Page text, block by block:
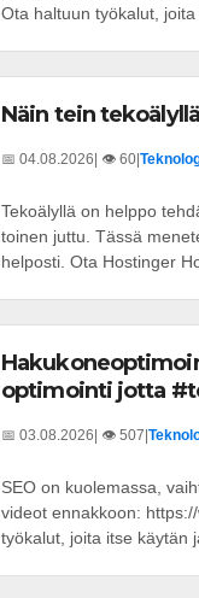
Ota haltuun työkalut, joita
Näin tein
📅 04.08.2026 | 👁️ 60
Tekoälyllä on helppo
toinen juttu. Tässä
helposti. Ota Hostinger
optimointi jotta
📅 03.08.2026 | 👁️ 507
SEO on kuolemassa,
videot ennakkoon:
työkalut, joita itse käytän